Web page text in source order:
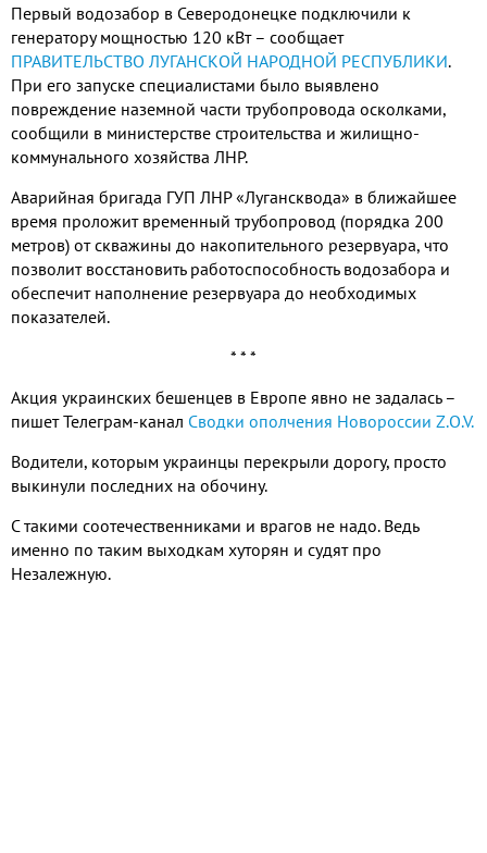
Первый водозабор в Северодонецке подключили к
генератору мощностью 120 кВт – сообщает
ПРАВИТЕЛЬСТВО ЛУГАНСКОЙ НАРОДНОЙ РЕСПУБЛИКИ.
При его запуске специалистами было выявлено
повреждение наземной части трубопровода осколками,
сообщили в министерстве строительства и жилищно-
коммунального хозяйства ЛНР.
Аварийная бригада ГУП ЛНР «Лугансквода» в ближайшее
время проложит временный трубопровод (порядка 200
метров) от скважины до накопительного резервуара, что
позволит восстановить работоспособность водозабора и
обеспечит наполнение резервуара до необходимых
показателей.
* * *
Акция украинских бешенцев в Европе явно не задалась –
пишет Телеграм-канал Сводки ополчения Новороссии Z.O.V.
Водители, которым украинцы перекрыли дорогу, просто
выкинули последних на обочину.
С такими соотечественниками и врагов не надо. Ведь
именно по таким выходкам хуторян и судят про
Незалежную.